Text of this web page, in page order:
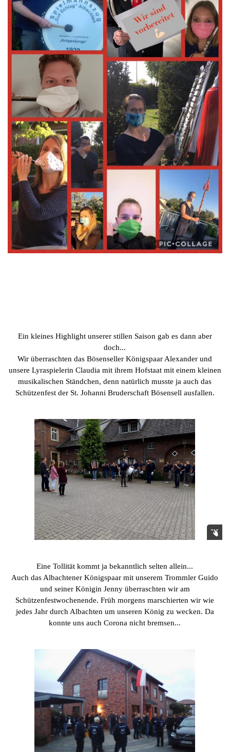
Ein kleines Highlight unserer stillen Saison gab es dann aber
doch...
Wir überraschten das Bösenseller Königspaar Alexander und
unsere Lyraspielerin Claudia mit ihrem Hofstaat mit einem kleinen
musikalischen Ständchen, denn natürlich musste ja auch das
Schützenfest der St. Johanni Bruderschaft Bösensell ausfallen.
Eine Tollität kommt ja bekanntlich selten allein...
Auch das Albachtener Königspaar mit unserem Trommler Guido
und seiner Königin Jenny überraschten wir am
Schützenfestwochenende. Früh morgens marschierten wir wie
jedes Jahr durch Albachten um unseren König zu wecken. Da
konnte uns auch Corona nicht bremsen...